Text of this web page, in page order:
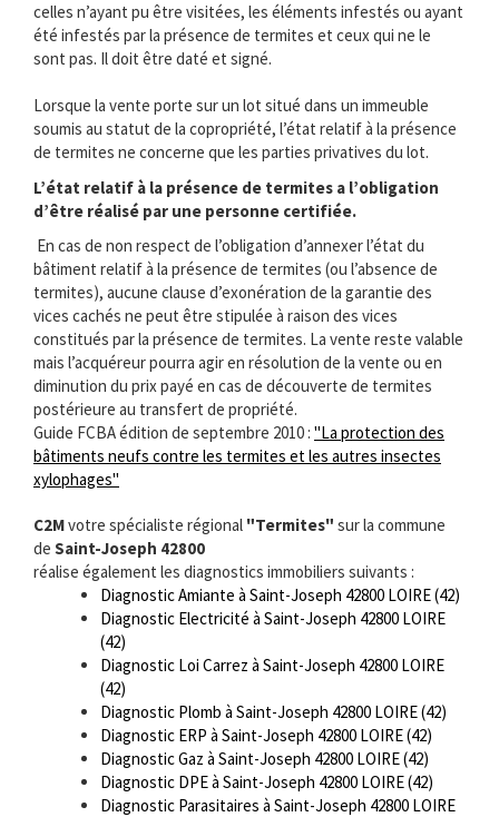
celles n’ayant pu être visitées, les éléments infestés ou ayant
été infestés par la présence de termites et ceux qui ne le
sont pas. Il doit être daté et signé.
Lorsque la vente porte sur un lot situé dans un immeuble
soumis au statut de la copropriété, l’état relatif à la présence
de termites ne concerne que les parties privatives du lot.
L’état relatif à la présence de termites a l’obligation
d’être réalisé par une personne certifiée.
En cas de non respect de l’obligation d’annexer l’état du
bâtiment relatif à la présence de termites (ou l’absence de
termites), aucune clause d’exonération de la garantie des
vices cachés ne peut être stipulée à raison des vices
constitués par la présence de termites. La vente reste valable
mais l’acquéreur pourra agir en résolution de la vente ou en
diminution du prix payé en cas de découverte de termites
postérieure au transfert de propriété.
Guide FCBA édition de septembre 2010 : "La protection des
bâtiments neufs contre les termites et les autres insectes
xylophages"
C2Mvotre spécialiste régional "Termites" sur la commune
de Saint-Joseph 42800
réalise également les diagnostics immobiliers suivants :
Diagnostic Amiante à Saint-Joseph 42800 LOIRE (42)
Diagnostic Electricité à Saint-Joseph 42800 LOIRE
(42)
Diagnostic Loi Carrez à Saint-Joseph 42800 LOIRE
(42)
Diagnostic Plomb à Saint-Joseph 42800 LOIRE (42)
Diagnostic ERP à Saint-Joseph 42800 LOIRE (42)
Diagnostic Gaz à Saint-Joseph 42800 LOIRE (42)
Diagnostic DPE à Saint-Joseph 42800 LOIRE (42)
Diagnostic Parasitaires à Saint-Joseph 42800 LOIRE